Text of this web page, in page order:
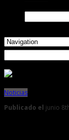
Noticias
Publicado el junio